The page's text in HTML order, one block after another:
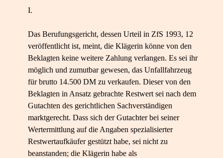
I.
Das Berufungsgericht, dessen Urteil in ZfS 1993, 12
veröffentlicht ist, meint, die Klägerin könne von den
Beklagten keine weitere Zahlung verlangen. Es sei ihr
möglich und zumutbar gewesen, das Unfallfahrzeug
für brutto 14.500 DM zu verkaufen. Dieser von den
Beklagten in Ansatz gebrachte Restwert sei nach dem
Gutachten des gerichtlichen Sachverständigen
marktgerecht. Dass sich der Gutachter bei seiner
Wertermittlung auf die Angaben spezialisierter
Restwertaufkäufer gestützt habe, sei nicht zu
beanstanden; die Klägerin habe als